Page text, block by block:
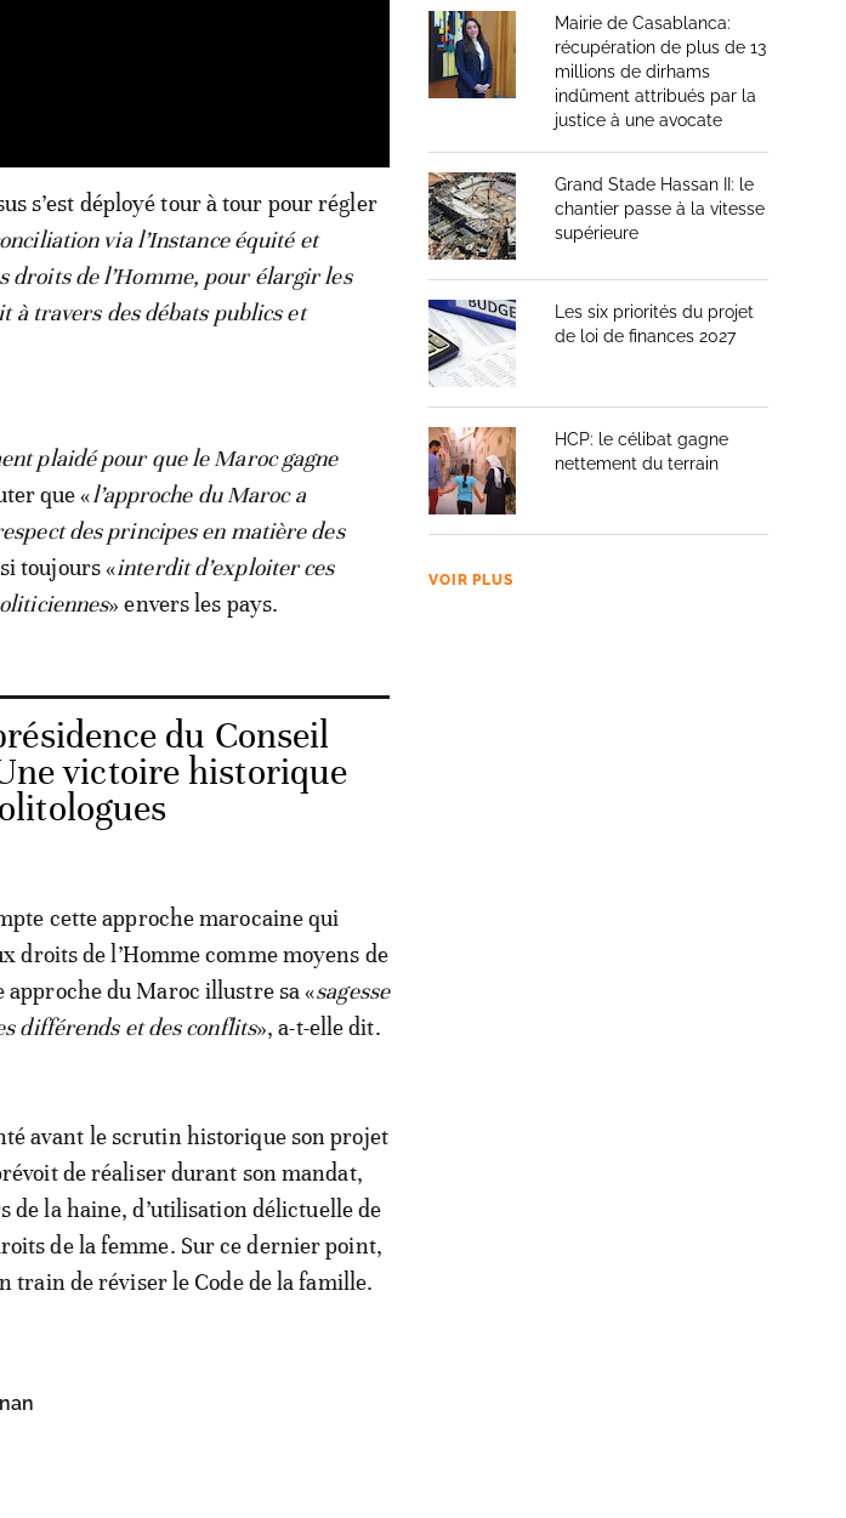
s’est déployé tour à tour pour régler
via l’Instance équité et
droits de l’Homme, pour élargir les
à travers des débats publics et
plaidé pour que le Maroc gagne
que «l’approche du Maroc a
des principes en matière des
toujours «interdit d’exploiter ces
» envers les pays.
du Conseil
victoire historique
cette approche marocaine qui
droits de l’Homme comme moyens de
du Maroc illustre sa «sagesse
différends et des conflits», a-t-elle dit.
avant le scrutin historique son projet
de réaliser durant son mandat,
la haine, d’utilisation délictuelle de
de la femme. Sur ce dernier point,
train de réviser le Code de la famille.
Mairie de Casablanca:
récupération de plus de 13
millions de dirhams
indûment attribués par la
justice à une avocate
Grand Stade Hassan II: le
chantier passe à la vitesse
supérieure
Les six priorités du projet
de loi de finances 2027
HCP: le célibat gagne
nettement du terrain
VOIR PLUS